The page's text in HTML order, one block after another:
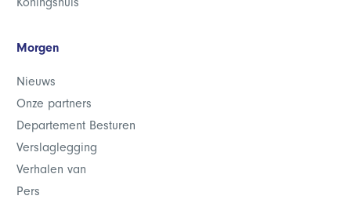
Morgen
Nieuws
Onze partners
Departement Besturen
Verslaglegging
Verhalen van
Pers